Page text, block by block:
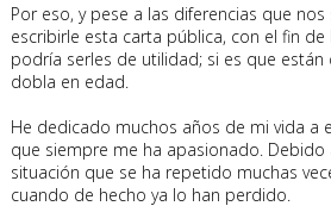
Por eso, y pese a las diferencias que
escribirle esta carta pública, con el fin
podría serles de utilidad; si es que
dobla en edad.
He dedicado muchos años de mi vida a
que siempre me ha apasionado.
situación que se ha repetido muchas
cuando de hecho ya lo han perdido.